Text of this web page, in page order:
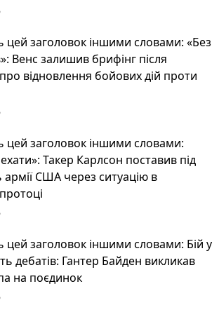
цей заголовок іншими словами: «Без
Венс залишив брифінг після
відновлення бойових дій проти
цей заголовок іншими словами:
Такер Карлсон поставив під
армії США через ситуацію в
цей заголовок іншими словами: Бій у
дебатів: Гантер Байден викликав
на поєдинок